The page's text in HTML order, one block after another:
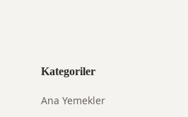
Kategoriler
Ana Yemekler